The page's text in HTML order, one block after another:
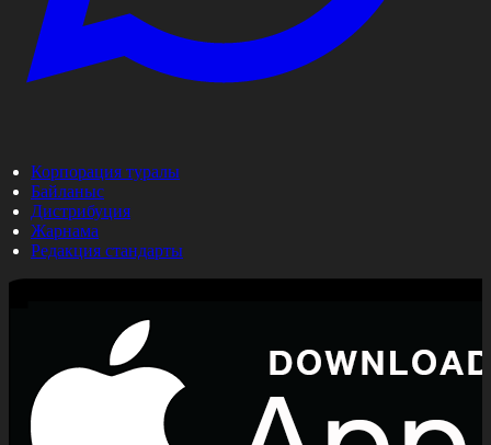
Корпорация туралы
Байланыс
Дистрибуция
Жарнама
Редакция стандарты